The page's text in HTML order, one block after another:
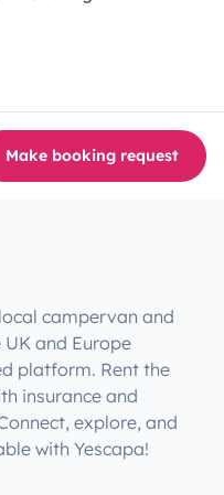
Make booking request
campervan and
and Europe
platform. Rent the
insurance and
explore, and
with Yescapa!